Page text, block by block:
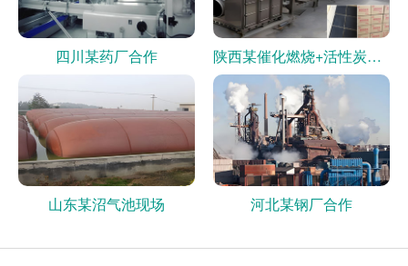
四川某药厂合作 陕西某催化燃烧+活性炭现场
山东某沼气池现场 河北某钢厂合作